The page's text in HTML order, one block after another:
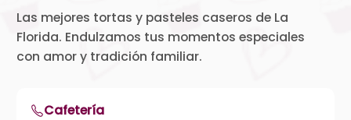
Las mejores tortas y pasteles caseros de La
Florida. Endulzamos tus momentos especiales
con amor y tradición familiar.
Cafetería